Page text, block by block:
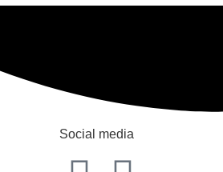
Social media